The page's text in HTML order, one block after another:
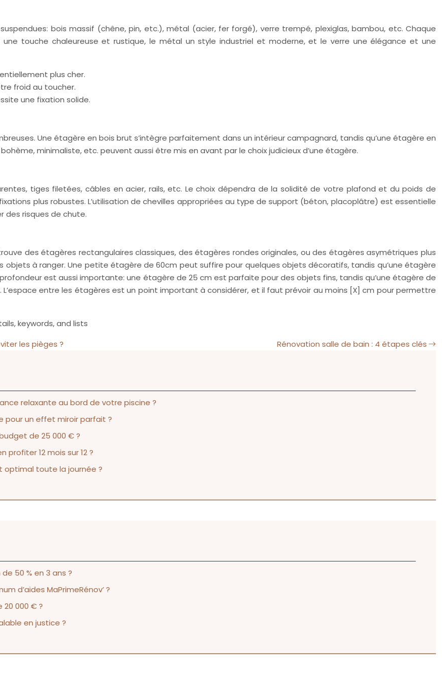
bois massif (chêne, pin, etc.), métal (acier, fer forgé), verre trempé, plexiglas, bambou, etc. Chaque
touche chaleureuse et rustique, le métal un style industriel et moderne, et le verre une élégance et une
plus cher.
froid au toucher.
une fixation solide.
Une étagère en bois brut s’intègre parfaitement dans un intérieur campagnard, tandis qu’une étagère en
minimaliste, etc. peuvent aussi être mis en avant par le choix judicieux d’une étagère.
tiges filetées, câbles en acier, rails, etc. Le choix dépendra de la solidité de votre plafond et du poids de
plus robustes. L’utilisation de chevilles appropriées au type de support (béton, placoplâtre) est essentielle
des risques de chute.
des étagères rectangulaires classiques, des étagères rondes originales, ou des étagères asymétriques plus
objets à ranger. Une petite étagère de 60cm peut suffire pour quelques objets décoratifs, tandis qu’une étagère
est aussi importante: une étagère de 25 cm est parfaite pour des objets fins, tandis qu’une étagère de
entre les étagères est un point important à considérer, et il faut prévoir au moins [X] cm pour permettre
keywords, and lists
les pièges ?
Rénovation salle de bain : 4 étapes clés
relaxante au bord de votre piscine ?
pour un effet miroir parfait ?
de 25 000 € ?
12 mois sur 12 ?
optimal toute la journée ?
50 % en 3 ans ?
d’aides MaPrimeRénov’ ?
000 € ?
en justice ?